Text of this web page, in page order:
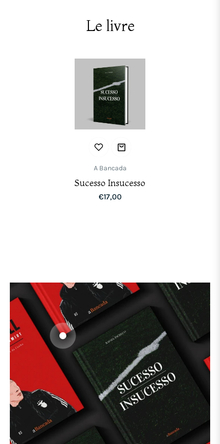
Le livre
A Bancada
Sucesso Insucesso
Prix
€17,00
0